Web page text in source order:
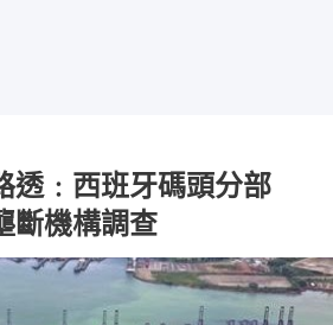
透﹕西班牙碼頭分部
斷機構調查